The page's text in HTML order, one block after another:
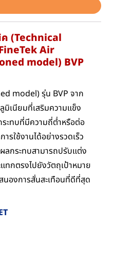
ค (Technical
Air
model) BVP
model) รุ่น BVP จาก
มิเนียมที่เสริมความแข็ง
ระทบที่มีความถี่ต่ำหรือต่อ
รใช้งานได้อย่างรวดเร็ว
กระทบสามารถปรับแต่ง
ทกตรงไปยังวัตถุเป้าหมาย
นองการสั่นสะเทือนที่ดีที่สุด